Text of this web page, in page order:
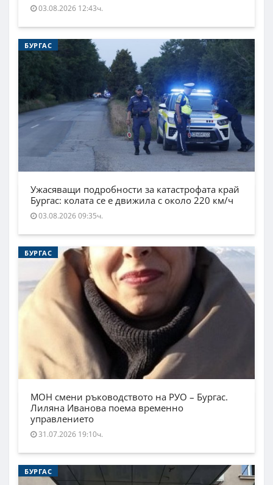
03.08.2026 12:43ч.
БУРГАС
Ужасяващи подробности за катастрофата край
Бургас: колата се е движила с около 220 км/ч
03.08.2026 09:35ч.
БУРГАС
МОН смени ръководството на РУО – Бургас.
Лиляна Иванова поема временно
управлението
31.07.2026 19:10ч.
БУРГАС